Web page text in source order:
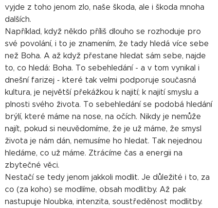
vyjde z toho jenom zlo, naše škoda, ale i škoda mnoha
dalších.
Například, když někdo příliš dlouho se rozhoduje pro
své povolání, i to je znamením, že tady hledá více sebe
než Boha. A až když přestane hledat sám sebe, najde
to, co hledá: Boha. To sebehledání - a v tom vynikal i
dnešní farizej - které tak velmi podporuje současná
kultura, je největší překážkou k najití; k najití smyslu a
plnosti svého života. To sebehledání se podobá hledání
brýlí, které máme na nose, na očích. Nikdy je nemůže
najít, pokud si neuvědomíme, že je už máme, že smysl
života je nám dán, nemusíme ho hledat. Tak nejednou
hledáme, co už máme. Ztrácíme čas a energii na
zbytečné věci.
Nestačí se tedy jenom jakkoli modlit. Je důležité i to, za
co (za koho) se modlíme, obsah modlitby. Až pak
nastupuje hloubka, intenzita, soustředěnost modlitby.